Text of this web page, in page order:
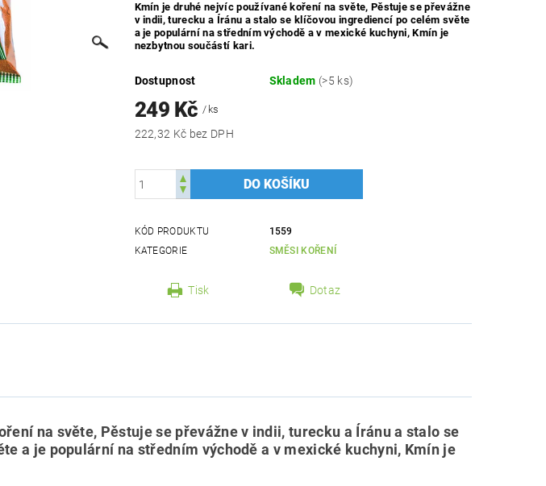
Kmín je druhé nejvíc používané koření na světe, Pěstuje se převážne
v indii, turecku a Íránu a stalo se klíčovou ingrediencí po celém světe
a je populární na středním východě a v mexické kuchyni, Kmín je
nezbytnou součástí kari.
Dostupnost Skladem (>5 ks)
249 Kč/ ks
222,32 Kč bez DPH
KÓD PRODUKTU
1559
KATEGORIE
SMĚSI KOŘENÍ
Tisk Dotaz
na světe, Pěstuje se převážne v indii, turecku a Íránu a stalo se
a je populární na středním východě a v mexické kuchyni, Kmín je